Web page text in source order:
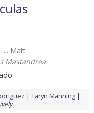
.... Matt
Mastandrea
Taryn Manning